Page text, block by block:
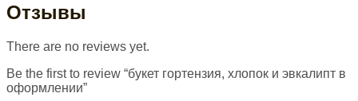
Отзывы
There are no reviews yet.
Be the first to review “букет гортензия, хлопок и эвкалипт в
оформлении”